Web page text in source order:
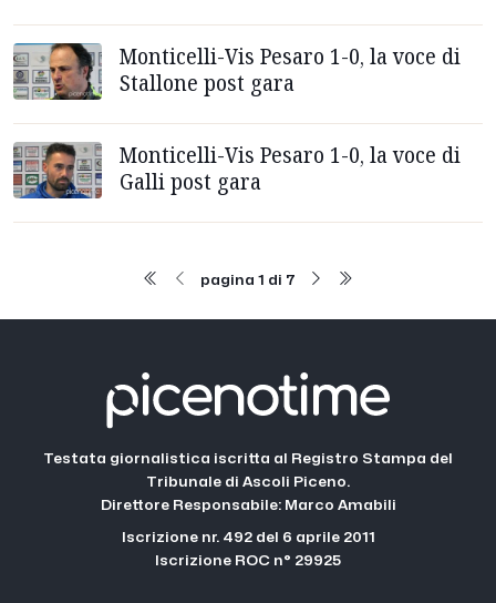
Monticelli-Vis Pesaro 1-0, la voce di
Stallone post gara
Monticelli-Vis Pesaro 1-0, la voce di
Galli post gara
pagina 1 di 7
Testata giornalistica iscritta al Registro Stampa del
Tribunale di Ascoli Piceno.
Direttore Responsabile: Marco Amabili
Iscrizione nr. 492 del 6 aprile 2011
Iscrizione ROC n° 29925